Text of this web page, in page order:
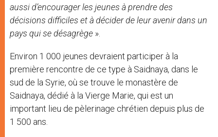
aussi d’encourager les jeunes à prendre des
décisions difficiles et à décider de leur avenir dans un
pays qui se désagrège ».
Environ 1 000 jeunes devraient participer à la
première rencontre de ce type à Saidnaya, dans le
sud de la Syrie, où se trouve le monastère de
Saidnaya, dédié à la Vierge Marie, qui est un
important lieu de pèlerinage chrétien depuis plus de
1 500 ans.